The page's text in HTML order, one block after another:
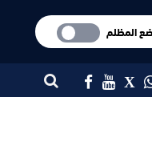
المظلم